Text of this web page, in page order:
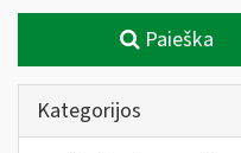
Paieška
Kategorijos